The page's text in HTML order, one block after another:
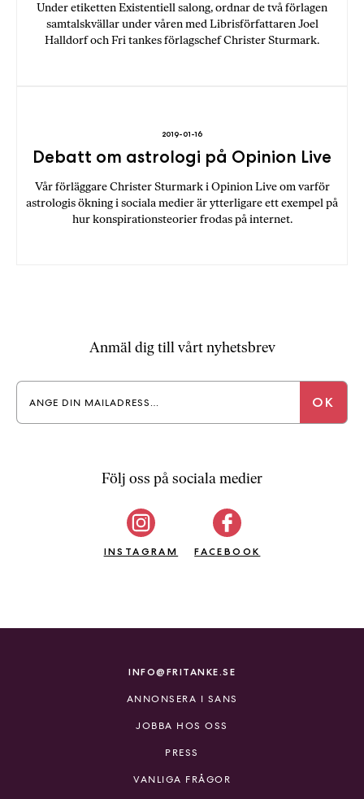
Under etiketten Existentiell salong, ordnar de två förlagen
samtalskvällar under våren med Librisförfattaren Joel
Halldorf och Fri tankes förlagschef Christer Sturmark.
2019-01-16
Debatt om astrologi på Opinion Live
Vår förläggare Christer Sturmark i Opinion Live om varför
astrologis ökning i sociala medier är ytterligare ett exempel på
hur konspirationsteorier frodas på internet.
Anmäl dig till vårt nyhetsbrev
Följ oss på sociala medier
INSTAGRAM FACEBOOK
INFO@FRITANKE.SE
ANNONSERA I SANS
JOBBA HOS OSS
PRESS
VANLIGA FRÅGOR